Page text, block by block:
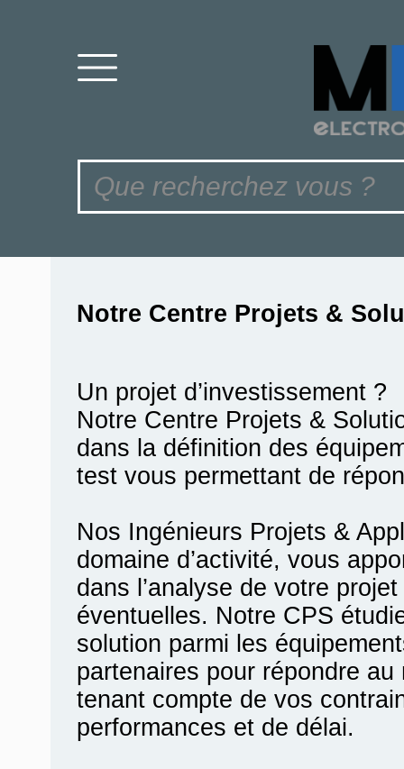
Notre Centre Projets &
Un projet d’investissement ?
Notre Centre Projets &
dans la définition des
test vous permettant de
Nos Ingénieurs Projets &
domaine d’activité, vous
dans l’analyse de votre
éventuelles. Notre CPS
solution parmi les
partenaires pour répondre
tenant compte de vos
performances et de délai.